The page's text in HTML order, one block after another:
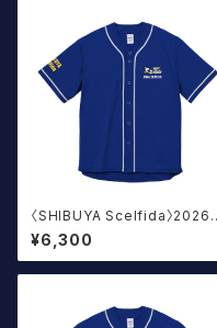
〈SHIBUYA Scelfida〉2026
オフィシャルベースボールウェア
¥6,300